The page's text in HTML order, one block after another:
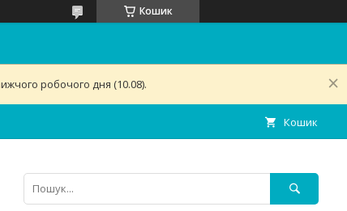
Кошик
робочого дня (10.08).
Кошик